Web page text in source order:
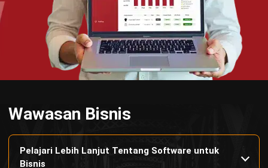
PRODUK
Jalan Balikpapan Raya No. 9 A - C, Daerah Khusus Ibukota
Jakarta 10160
021 5099 6750
+62-812-2284-6776
hello@hashmicro.co.id
partnership@hashmicro.com